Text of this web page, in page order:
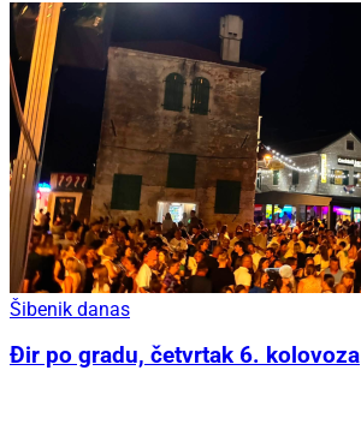
Šibenik danas
Đir po gradu, četvrtak 6. kolovoza